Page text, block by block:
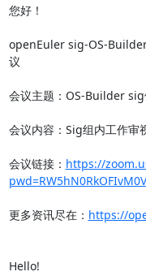
您好！
openEuler sig-OS-
议
会议主题：OS-Builder
会议内容：Sig组内工作审
会议链接： https://
更多资讯尽在： https://
Hello!